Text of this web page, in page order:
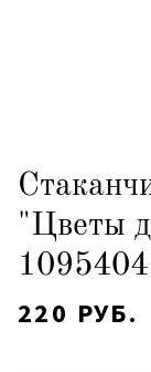
"Цветы
220 РУБ.